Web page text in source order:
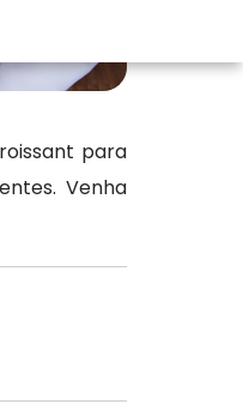
para
Venha